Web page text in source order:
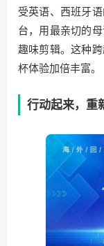
受英语、西班牙
台，用最亲切的
趣味剪辑。这种
杯体验加倍丰富。
行动起来，重